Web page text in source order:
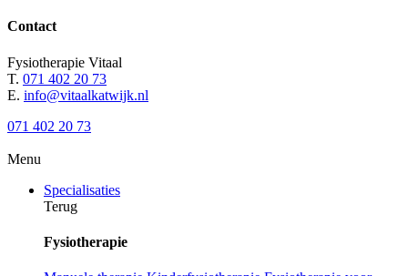
Contact
Fysiotherapie Vitaal
T. 071 402 20 73
E. info@vitaalkatwijk.nl
071 402 20 73
Menu
Specialisaties
Terug
Fysiotherapie